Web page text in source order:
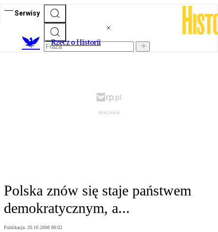
Serwisy
Rzecz o Historii
Polska znów się staje państwem
demokratycznym, a...
Publikacja: 20.10.2008 08:02